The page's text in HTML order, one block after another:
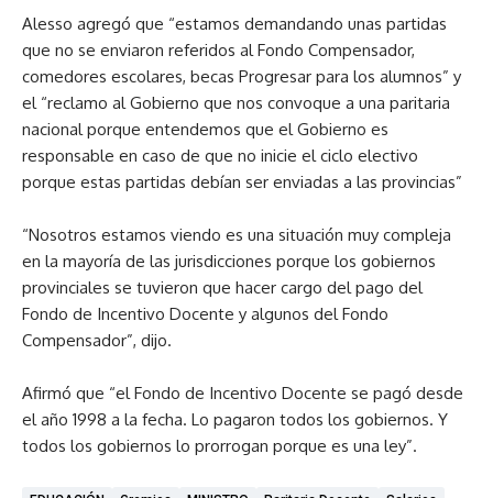
Alesso agregó que “estamos demandando unas partidas
que no se enviaron referidos al Fondo Compensador,
comedores escolares, becas Progresar para los alumnos” y
el “reclamo al Gobierno que nos convoque a una paritaria
nacional porque entendemos que el Gobierno es
responsable en caso de que no inicie el ciclo electivo
porque estas partidas debían ser enviadas a las provincias”
“Nosotros estamos viendo es una situación muy compleja
en la mayoría de las jurisdicciones porque los gobiernos
provinciales se tuvieron que hacer cargo del pago del
Fondo de Incentivo Docente y algunos del Fondo
Compensador”, dijo.
Afirmó que “el Fondo de Incentivo Docente se pagó desde
el año 1998 a la fecha. Lo pagaron todos los gobiernos. Y
todos los gobiernos lo prorrogan porque es una ley”.